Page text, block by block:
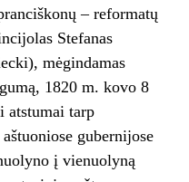
– reformatų
Stefanas
mėgindamas
1820 m. kovo 8
atstumai tarp
gubernijose
į vienuolyną